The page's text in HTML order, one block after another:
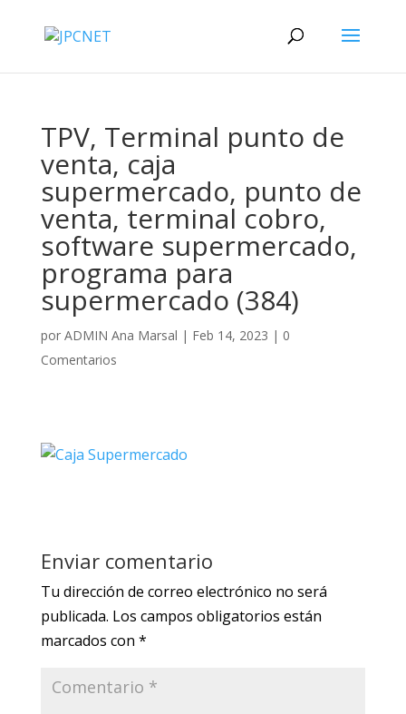
TPV, Terminal punto de
venta, caja
supermercado, punto de
venta, terminal cobro,
software supermercado,
programa para
supermercado (384)
por ADMIN Ana Marsal | Feb 14, 2023 | 0
Comentarios
Enviar comentario
Tu dirección de correo electrónico no será
publicada. Los campos obligatorios están
marcados con *